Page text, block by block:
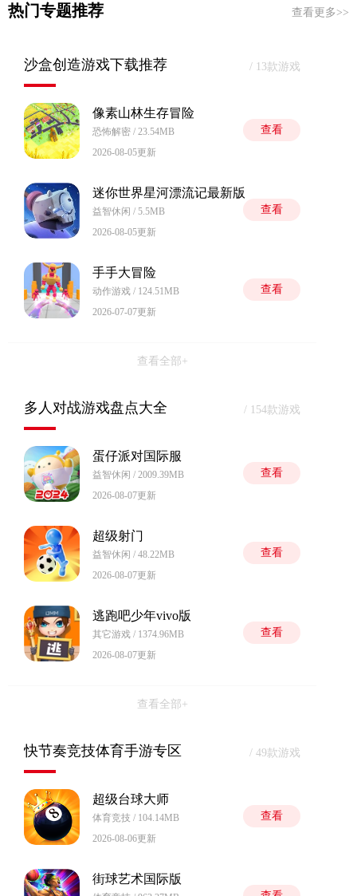
热门专题推荐 查看更多>>
沙盒创造游戏下载推荐 / 13款游戏
像素山林生存冒险
恐怖解密 / 23.54MB
2026-08-05更新
查看
迷你世界星河漂流记最新版
益智休闲 / 5.5MB
2026-08-05更新
查看
手手大冒险
动作游戏 / 124.51MB
2026-07-07更新
查看
查看全部+
多人对战游戏盘点大全 / 154款游戏
蛋仔派对国际服
益智休闲 / 2009.39MB
2026-08-07更新
查看
超级射门
益智休闲 / 48.22MB
2026-08-07更新
查看
逃跑吧少年vivo版
其它游戏 / 1374.96MB
2026-08-07更新
查看
查看全部+
快节奏竞技体育手游专区 / 49款游戏
超级台球大师
体育竞技 / 104.14MB
2026-08-06更新
查看
街球艺术国际版